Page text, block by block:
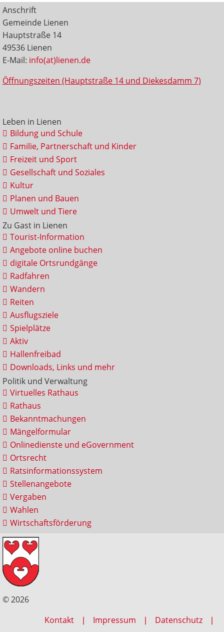
Anschrift
Gemeinde Lienen
Hauptstraße 14
49536 Lienen
E-Mail: info(at)lienen.de
Öffnungszeiten (Hauptstraße 14 und Diekesdamm 7)
Leben in Lienen
Bildung und Schule
Familie, Partnerschaft und Kinder
Freizeit und Sport
Gesellschaft und Soziales
Kultur
Planen und Bauen
Umwelt und Tiere
Zu Gast in Lienen
Tourist-Information
Angebote online buchen
digitale Ortsrundgänge
Radfahren
Wandern
Reiten
Ausflugsziele
Spielplätze
Aktiv
Hallenfreibad
Downloads, Links und mehr
Politik und Verwaltung
Virtuelles Rathaus
Rathaus
Bekanntmachungen
Mängelformular
Onlinedienste und eGovernment
Ortsrecht
Ratsinformationssystem
Stellenangebote
Vergaben
Wahlen
Wirtschaftsförderung
© 2026
Kontakt
Impressum Datenschutz